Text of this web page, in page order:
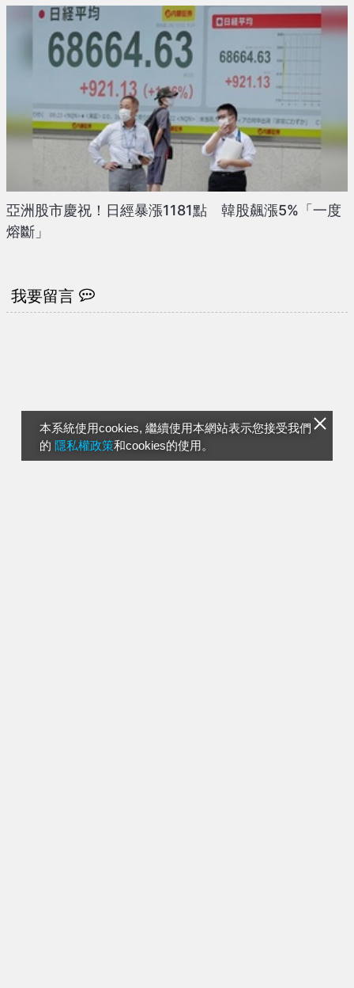
本系統使用cookies, 繼續使用本網站表示您接受我們
的 隱私權政策和cookies的使用。
亞洲股市慶祝！日經暴漲1181點 韓股飆漲5%「一度
熔斷」
我要留言